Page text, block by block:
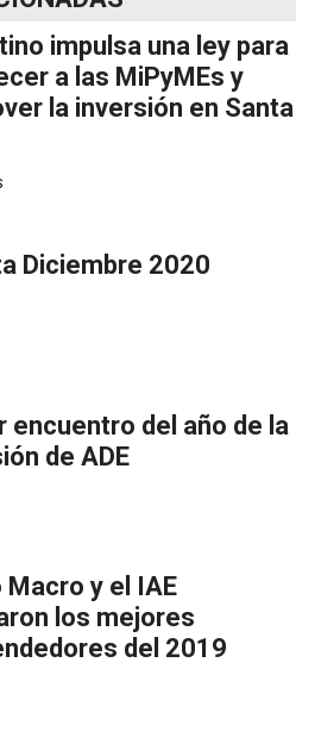
impulsa una ley para
a las MiPyMEs y
la inversión en Santa
Diciembre 2020
encuentro del año de la
de ADE
Macro y el IAE
los mejores
del 2019